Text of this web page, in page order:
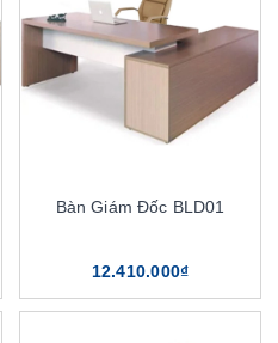
Bàn Giám Đốc BLD01
12.410.000₫